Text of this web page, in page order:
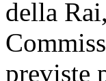
della
previste